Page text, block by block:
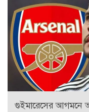
গুইমারেসের আগমনে